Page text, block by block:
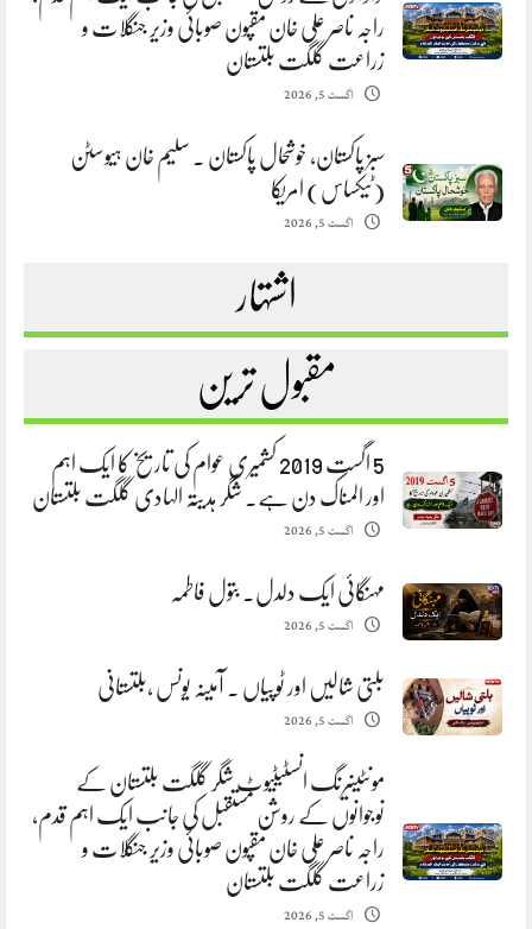
راجہ ناصر علی خان مقپون صوبائی وزیر جنگلات و
زراعت گلگت بلتستان
اگست 5, 2026
سبز پاکستان، خوشحال پاکستان . سلیم خان ہیوسٹن
(ٹیکساس) امریکا
اگست 5, 2026
اشتہار
مقبول ترین
5 اگست 2019 کشمیری عوام کی تاریخ کا ایک اہم
اور المناک دن ہے. شگر ہدیتہ الہادی گلگت بلتستان
اگست 5, 2026
مہنگائی ایک دلدل. بتول فاطمہ
اگست 5, 2026
بلتی شالیں اور ٹوپیاں . آمینہ یونس ،بلتستانی
اگست 5, 2026
مونٹینیرنگ انسٹیٹیوٹ شگر گلگت بلتستان کے
نوجوانوں کے روشن مستقبل کی جانب ایک اہم قدم،
راجہ ناصر علی خان مقپون صوبائی وزیر جنگلات و
زراعت گلگت بلتستان
اگست 5, 2026